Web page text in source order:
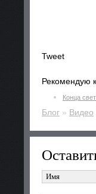
Tweet
Рекомендую
Конца
Блог » Видео